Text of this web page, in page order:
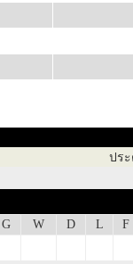
ปร
G
W D L
F